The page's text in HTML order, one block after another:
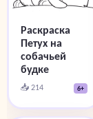
Раскраска
Петух на
собачьей
будке
📥 214 6+